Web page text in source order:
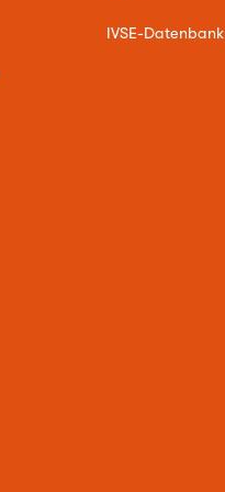
IVSE-Datenbank